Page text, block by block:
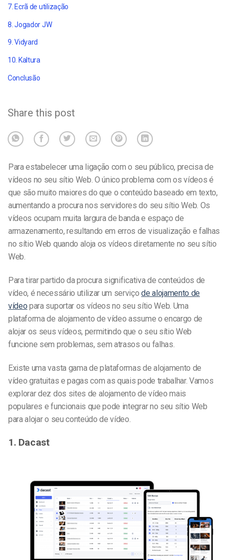
7. Ecrã de utilização
8. Jogador JW
9. Vidyard
10. Kaltura
Conclusão
Share this post
Para estabelecer uma ligação com o seu público, precisa de
vídeos no seu sítio Web. O único problema com os vídeos é
que são muito maiores do que o conteúdo baseado em texto,
aumentando a procura nos servidores do seu sítio Web. Os
vídeos ocupam muita largura de banda e espaço de
armazenamento, resultando em erros de visualização e falhas
no sítio Web quando aloja os vídeos diretamente no seu sítio
Web.
Para tirar partido da procura significativa de conteúdos de
vídeo, é necessário utilizar um serviçode alojamento de
vídeo para suportar os vídeos no seu sítio Web. Uma
plataforma de alojamento de vídeo assume o encargo de
alojar os seus vídeos, permitindo que o seu sítio Web
funcione sem problemas, sem atrasos ou falhas.
Existe uma vasta gama de plataformas de alojamento de
vídeo gratuitas e pagas com as quais pode trabalhar. Vamos
explorar dez dos sites de alojamento de vídeo mais
populares e funcionais que pode integrar no seu sítio Web
para alojar o seu conteúdo de vídeo.
1. Dacast